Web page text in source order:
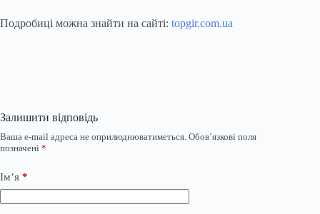
Подробиці можна знайти на сайті: topgir.com.ua
Залишити відповідь
Ваша e-mail адреса не оприлюднюватиметься. Обов’язкові поля
позначені *
Ім’я *